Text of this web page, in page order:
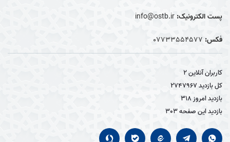
پست الکترونیک: info@ostb.ir
فکس: 07733554577
کاربران آنلاین2
کل بازدید2747967
بازدید امروز318
بازدید این صفحه303